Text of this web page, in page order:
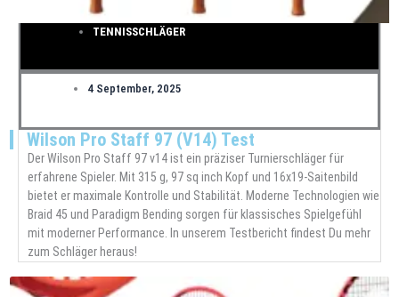
TENNISSCHLÄGER
4 September, 2025
Wilson Pro Staff 97 (V14) Test
Der Wilson Pro Staff 97 v14 ist ein präziser Turnierschläger für
erfahrene Spieler. Mit 315 g, 97 sq inch Kopf und 16x19-Saitenbild
bietet er maximale Kontrolle und Stabilität. Moderne Technologien wie
Braid 45 und Paradigm Bending sorgen für klassisches Spielgefühl
mit moderner Performance. In unserem Testbericht findest Du mehr
zum Schläger heraus!